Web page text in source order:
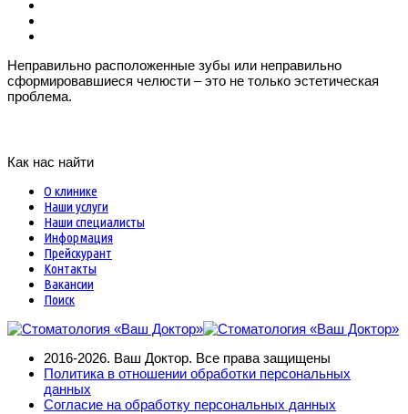
Неправильно расположенные зубы или неправильно
сформировавшиеся челюсти – это не только эстетическая
проблема.
Как нас найти
О клинике
Наши услуги
Наши специалисты
Информация
Прейскурант
Контакты
Вакансии
Поиск
2016-2026. Ваш Доктор. Все права защищены
Политика в отношении обработки персональных
данных
Согласие на обработку персональных данных